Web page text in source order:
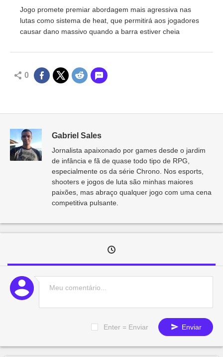
Jogo promete premiar abordagem mais agressiva nas
lutas como sistema de heat, que permitirá aos jogadores
causar dano massivo quando a barra estiver cheia
0
Gabriel Sales
Jornalista apaixonado por games desde o jardim
de infância e fã de quase todo tipo de RPG,
especialmente os da série Chrono. Nos esports,
shooters e jogos de luta são minhas maiores
paixões, mas abraço qualquer jogo com uma cena
competitiva pulsante.
Enter = Enviar Enviar